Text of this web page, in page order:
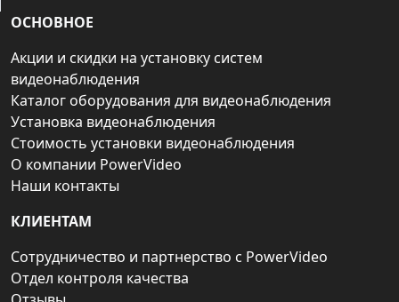
ОСНОВНОЕ
Акции и скидки на установку систем
видеонаблюдения
Каталог оборудования для видеонаблюдения
Установка видеонаблюдения
Стоимость установки видеонаблюдения
О компании PowerVideo
Наши контакты
КЛИЕНТАМ
Сотрудничество и партнерство с PowerVideo
Отдел контроля качества